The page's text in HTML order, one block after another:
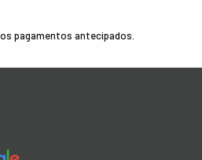
pagamentos antecipados.